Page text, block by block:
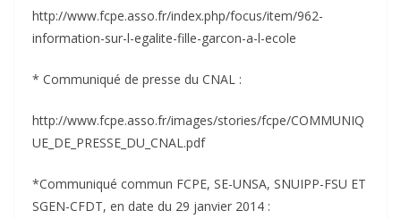
http://www.fcpe.asso.fr/index.php/focus/item/962-
information-sur-l-egalite-fille-garcon-a-l-ecole
* Communiqué de presse du CNAL :
http://www.fcpe.asso.fr/images/stories/fcpe/COMMUNIQ
UE_DE_PRESSE_DU_CNAL.pdf
*Communiqué commun FCPE, SE-UNSA, SNUIPP-FSU ET
SGEN-CFDT, en date du 29 janvier 2014 :